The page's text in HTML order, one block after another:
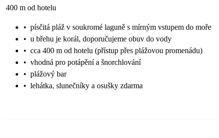
400 m od hotelu
• písčitá pláž v soukromé laguně s mírným vstupem do moře
• u břehu je korál, doporučujeme obuv do vody
• cca 400 m od hotelu (přístup přes plážovou promenádu)
• vhodná pro potápění a šnorchlování
• plážový bar
• lehátka, slunečníky a osušky zdarma